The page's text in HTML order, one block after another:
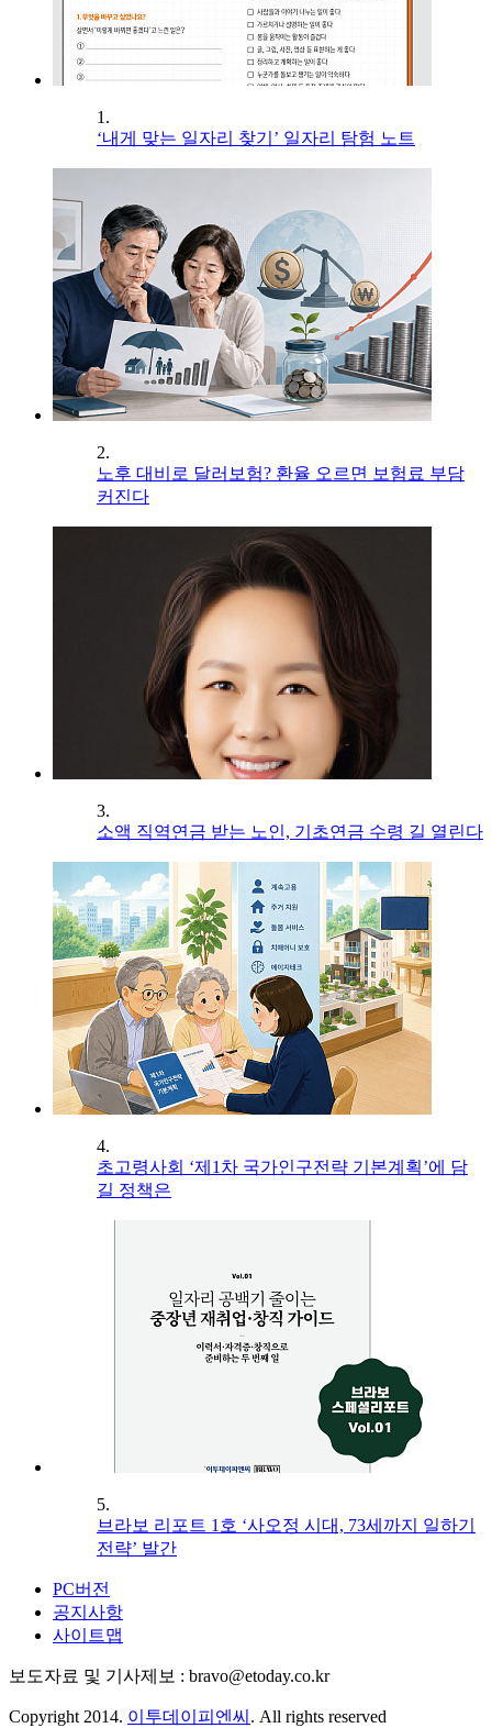
1.
‘내게 맞는 일자리 찾기’ 일자리 탐험 노트
2.
노후 대비로 달러보험? 환율 오르면 보험료 부담
커진다
3.
소액 직역연금 받는 노인, 기초연금 수령 길 열린다
4.
초고령사회 ‘제1차 국가인구전략 기본계획’에 담
길 정책은
5.
브라보 리포트 1호 ‘사오정 시대, 73세까지 일하기
전략’ 발간
PC버전
공지사항
사이트맵
보도자료 및 기사제보 : bravo@etoday.co.kr
Copyright 2014. 이투데이피엔씨 . All rights reserved